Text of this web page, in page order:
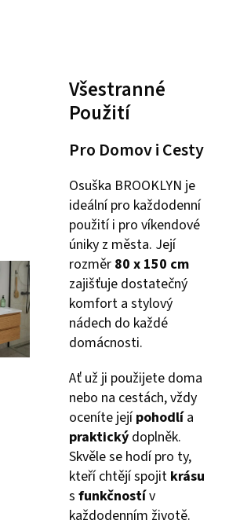
Všestranné
Použití
Pro Domov i Cesty
Osuška BROOKLYN je
ideální pro každodenní
použití i pro víkendové
úniky z města. Její
rozměr 80 x 150 cm
zajišťuje dostatečný
komfort a stylový
nádech do každé
domácnosti.
Ať už ji použijete doma
nebo na cestách, vždy
oceníte jejípohodlía
praktický doplněk.
Skvěle se hodí pro ty,
kteří chtějí spojit krásu
s funkčnostív
každodenním životě.